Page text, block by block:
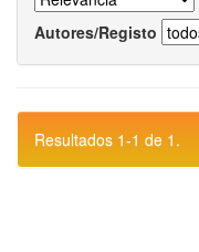
Autores/Registo
Resultados 1-1 de 1.